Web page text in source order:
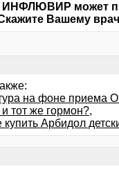
ИНФЛЮВИР может
Вашему
на фоне приема
тот же гормон?,
Арбидол